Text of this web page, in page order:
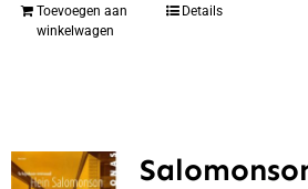
Toevoegen aan
winkelwagen
Details